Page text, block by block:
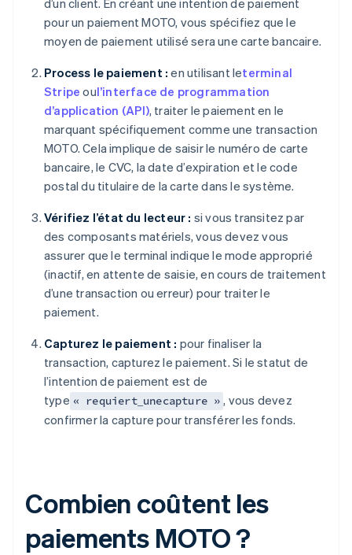
pour un paiement MOTO, vous spécifiez que le
moyen de paiement utilisé sera une carte bancaire.
Process le paiement : en utilisant leterminal
Stripe oul’interface de programmation
d’application (API), traiter le paiement en le
marquant spécifiquement comme une transaction
MOTO. Cela implique de saisir le numéro de carte
bancaire, le CVC, la date d’expiration et le code
postal du titulaire de la carte dans le système.
Vérifiez l’état du lecteur : si vous transitez par
des composants matériels, vous devez vous
assurer que le terminal indique le mode approprié
(inactif, en attente de saisie, en cours de traitement
d’une transaction ou erreur) pour traiter le
paiement.
Capturez le paiement : pour finaliser la
transaction, capturez le paiement. Si le statut de
l’intention de paiement est de
type « requiert_unecapture » , vous devez
confirmer la capture pour transférer les fonds.
Combien coûtent les
paiements MOTO ?